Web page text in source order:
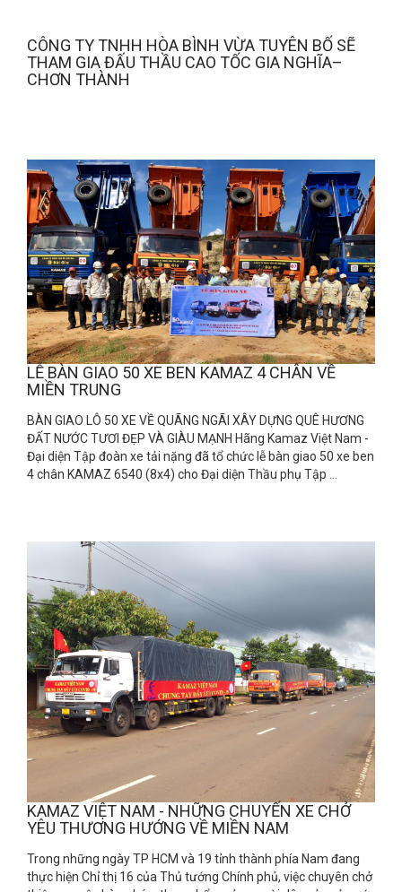
CÔNG TY TNHH HÒA BÌNH VỪA TUYÊN BỐ SẼ
THAM GIA ĐẤU THẦU CAO TỐC GIA NGHĨA–
CHƠN THÀNH
LỄ BÀN GIAO 50 XE BEN KAMAZ 4 CHÂN VỀ
MIỀN TRUNG
BÀN GIAO LÔ 50 XE VỀ QUÃNG NGÃI XÂY DỰNG QUÊ HƯƠNG
ĐẤT NƯỚC TƯƠI ĐẸP VÀ GIÀU MẠNH Hãng Kamaz Việt Nam -
Đại diện Tập đoàn xe tải nặng đã tổ chức lễ bàn giao 50 xe ben
4 chân KAMAZ 6540 (8x4) cho Đại diện Thầu phụ Tập ...
KAMAZ VIỆT NAM - NHỮNG CHUYẾN XE CHỞ
YÊU THƯƠNG HƯỚNG VỀ MIỀN NAM
Trong những ngày TP HCM và 19 tỉnh thành phía Nam đang
thực hiện Chỉ thị 16 của Thủ tướng Chính phủ, việc chuyên chở